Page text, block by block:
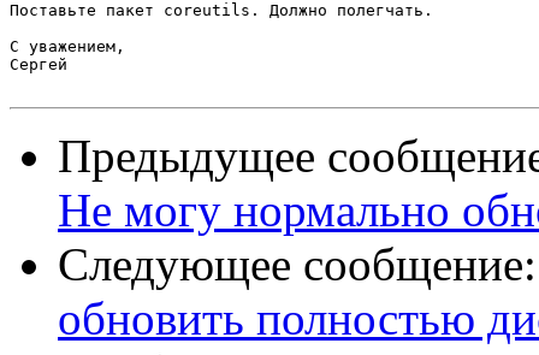
Поставьте пакет coreutils. Должно полегчать.
С уважением,
Сергей
Предыдущее
Не могу нормально
Следующее
обновить полностью